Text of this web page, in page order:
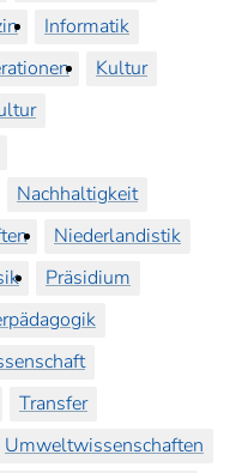
Informatik
Kultur
Nachhaltigkeit
Niederlandistik
Präsidium
Transfer
Umweltwissenschaften